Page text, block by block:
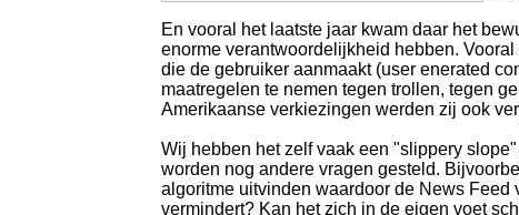
En vooral het laatste jaar kwam daar het
enorme verantwoordelijkheid hebben.
die de gebruiker aanmaakt (user enerated
maatregelen te nemen tegen trollen, tegen
Amerikaanse verkiezingen werden zij ook
Wij hebben het zelf vaak een "slippery
worden nog andere vragen gesteld.
algoritme uitvinden waardoor de News Feed
vermindert? Kan het zich in de eigen voet